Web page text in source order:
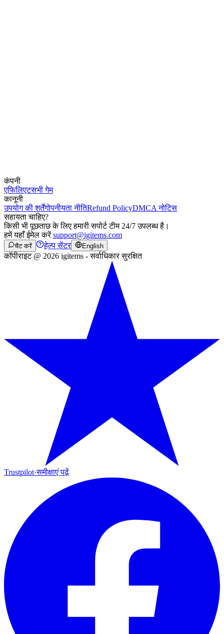
कंपनी
एफिलिएटसभी गेम
कानूनी
उपयोग की शर्तेंगोपनीयता नीतिRefund PolicyDMCA नोटिस
सहायता चाहिए?
किसी भी पूछताछ के लिए हमारी सपोर्ट टीम 24/7 उपलब्ध है।
हमें यहाँ ईमेल करेंsupport@igitems.com
चैट करें हेल्प सेंटर English
कॉपीराइट @ 2026 igitems - सर्वाधिकार सुरक्षित
Trustpilot·समीक्षाएं पढ़ें